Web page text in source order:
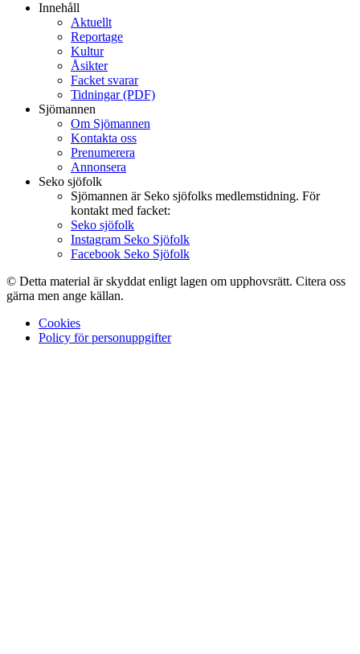
Innehåll
Aktuellt
Reportage
Kultur
Åsikter
Facket svarar
Tidningar (PDF)
Sjömannen
Om Sjömannen
Kontakta oss
Prenumerera
Annonsera
Seko sjöfolk
Sjömannen är Seko sjöfolks medlemstidning. För
kontakt med facket:
Seko sjöfolk
Instagram Seko Sjöfolk
Facebook Seko Sjöfolk
© Detta material är skyddat enligt lagen om upphovsrätt. Citera oss
gärna men ange källan.
Cookies
Policy för personuppgifter